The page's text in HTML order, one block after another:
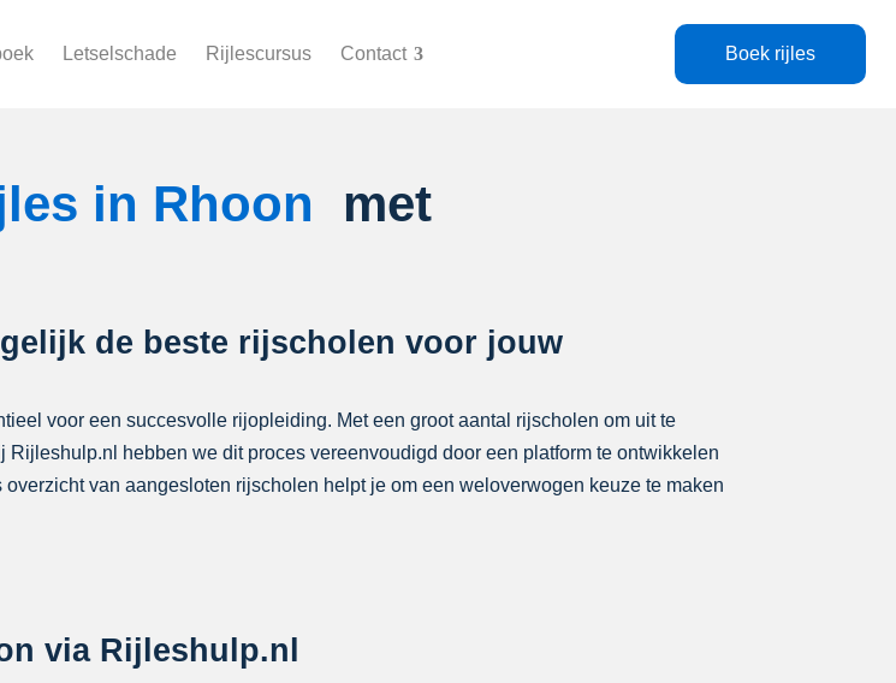
Letselschade Rijlescursus Contact Boek rijles
in Rhoon
met
de beste rijscholen voor jouw
voor een succesvolle rijopleiding. Met een groot aantal rijscholen om uit te
hebben we dit proces vereenvoudigd door een platform te ontwikkelen
van aangesloten rijscholen helpt je om een weloverwogen keuze te maken
via Rijleshulp.nl